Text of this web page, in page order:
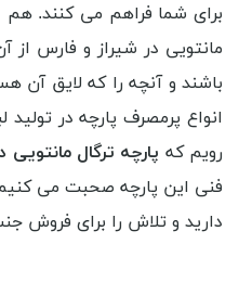
برای شما فراهم می کنند. هم
مانتویی در شیراز و فارس
باشند و آنچه را که لایق آن
انواع پرمصرف پارچه در
رویم که پارچه ترگال
فنی این پارچه صحبت می
دارید و تلاش را برای فروش